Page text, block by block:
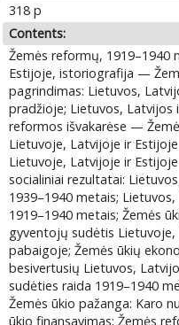
318 p
Contents:
Žemės reformų,
Estijoje, istoriografija —
pagrindimas: Lietuvos,
pradžioje; Lietuvos, Latvijos
reformos išvakarėse —
Lietuvoje, Latvijoje ir
Lietuvoje, Latvijoje ir
socialiniai rezultatai:
1939–1940 metais;
1919–1940 metais; Žemės
gyventojų sudėtis
pabaigoje; Žemės ūkių
besivertusių Lietuvos,
sudėties raida 1919–1940
Žemės ūkio pažanga: Karo
ūkio finansavimas; Žemės